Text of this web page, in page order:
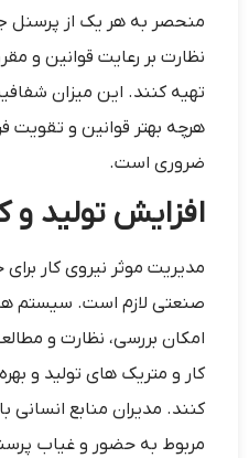
منحصر به هر یک از پرسنل
نظارت بر رعایت قوانین و
تهیه کنند. این میزان
هرچه بهتر قوانین و تقویت
ضروری است.
افزایش تولید و
مدیریت موثر نیروی کار
صنعتی لازم است. سیستم
امکان بررسی، نظارت و
کار و متریک های تولید و
کنند. مدیران منابع انسانی
مربوط به حضور و غیاب